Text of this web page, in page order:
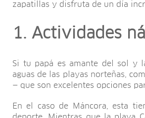
zapatillas y disfruta de un día
1. Actividades
Si tu papá es amante del sol y
aguas de las playas norteñas,
— que son excelentes opciones
En el caso de Máncora, esta